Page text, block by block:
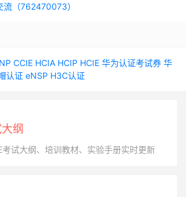
流（762470073）
CCIE HCIA HCIP HCIE 华为认证考试券 华
认证 eNSP H3C认证
纲
考试大纲、培训教材、实验手册实时更新